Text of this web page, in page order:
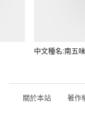
中文種名:南五
關於本站 著作